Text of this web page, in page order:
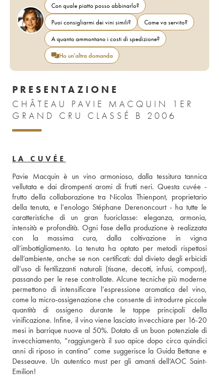
Con quale piatto posso abbinarlo?
Puoi consigliarmi dei vini simili?
Come va servito?
A quanto ammontano i costi di spedizione?
Ho un'altra domanda
PRESENTAZIONE
CHÂTEAU PAVIE MACQUIN 1ER
GRAND CRU CLASSÉ B 2006
LA CUVÉE
Pavie Macquin è un vino armonioso, dalla tessitura tannica
vellutata e dai dirompenti aromi di frutti neri. Questa cuvée -
frutto della collaborazione tra Nicolas Thienpont, proprietario
della tenuta, e l’enologo Stéphane Derenoncourt - ha tutte le
caratteristiche di un gran fuoriclasse: eleganza, armonia,
intensità e profondità. Ogni fase della produzione è realizzata
con la massima cura, dalla coltivazione in vigna
all’imbottigliamento. La tenuta ha optato per metodi rispettosi
dell’ambiente, anche se non certificati: dal divieto degli erbicidi
all’uso di fertilizzanti naturali (tisane, decotti, infusi, compost),
passando per le rese controllate. Alcune tecniche più moderne
permettono di intensificare l’espressione aromatica del vino,
come la micro-ossigenazione che consente di introdurre piccole
quantità di ossigeno durante le tappe principali della
vinificazione. Infine, il vino viene lasciato invecchiare per 16-20
mesi in barrique nuove al 50%. Dotato di un buon potenziale di
invecchiamento, “raggiungerà il suo apice dopo circa quindici
anni di riposo in cantina” come suggerisce la Guida Bettane e
Desseauve. Un autentico must per gli amanti dell’AOC Saint-
Emilion!